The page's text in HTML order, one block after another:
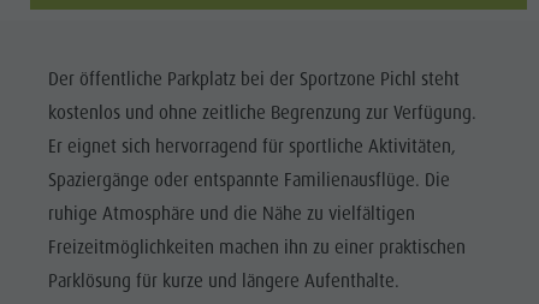
FERIENORTE
DOLOMITEN
Bars &
Restaurants
Cook the
Mountain
Events
Kultur
Sehenswürdigkeiten
Bars & Restaurants
Cook the Mountain
Shopping
Paragleiten & Tandemfliegen
Weitere Aktivitäten
Ferienprogramme
Kontakt
Webcams
Wetter
Kronplatz Doctor Service
Der öffentliche Parkplatz bei der Sportzone Pichl steht
kostenlos und ohne zeitliche Begrenzung zur Verfügung.
Er eignet sich hervorragend für sportliche Aktivitäten,
Spaziergänge oder entspannte Familienausflüge. Die
ruhige Atmosphäre und die Nähe zu vielfältigen
Freizeitmöglichkeiten machen ihn zu einer praktischen
Parklösung für kurze und längere Aufenthalte.